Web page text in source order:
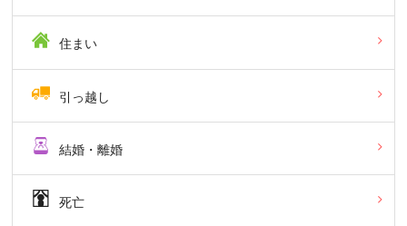
住まい
引っ越し
結婚・離婚
死亡